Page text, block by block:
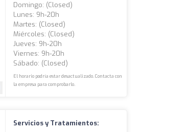
Domingo: (closed)
Lunes: 9h-20h
Martes: (closed)
Miércoles: (closed)
Jueves: 9h-20h
Viernes: 9h-20h
Sábado: (closed)
El horario podría estar desactualizado. Contacta con
la empresa para comprobarlo.
Servicios y Tratamientos: